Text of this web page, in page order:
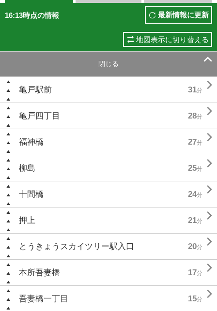
16:13時点の情報 最新情報に更新
地図表示に切り替える
閉じる 
亀戸駅前 31分 
亀戸四丁目 28分 
福神橋 27分 
柳島 25分 
十間橋 24分 
押上 21分 
とうきょうスカイツリー駅入口 20分 
本所吾妻橋 17分 
吾妻橋一丁目 15分 